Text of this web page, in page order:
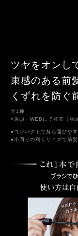
ツヤをオンし
束感のある前
くずれを防ぐ
全1種
○店頭・WEBにて発売（店
●コンパクトで持ち運びや
●小回りの利くサイズで前